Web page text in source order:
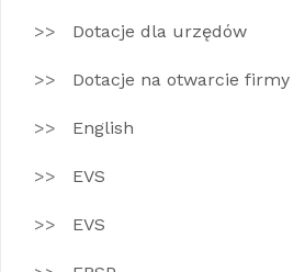
Dotacje dla urzędów
Dotacje na otwarcie firmy
English
EVS
EVS